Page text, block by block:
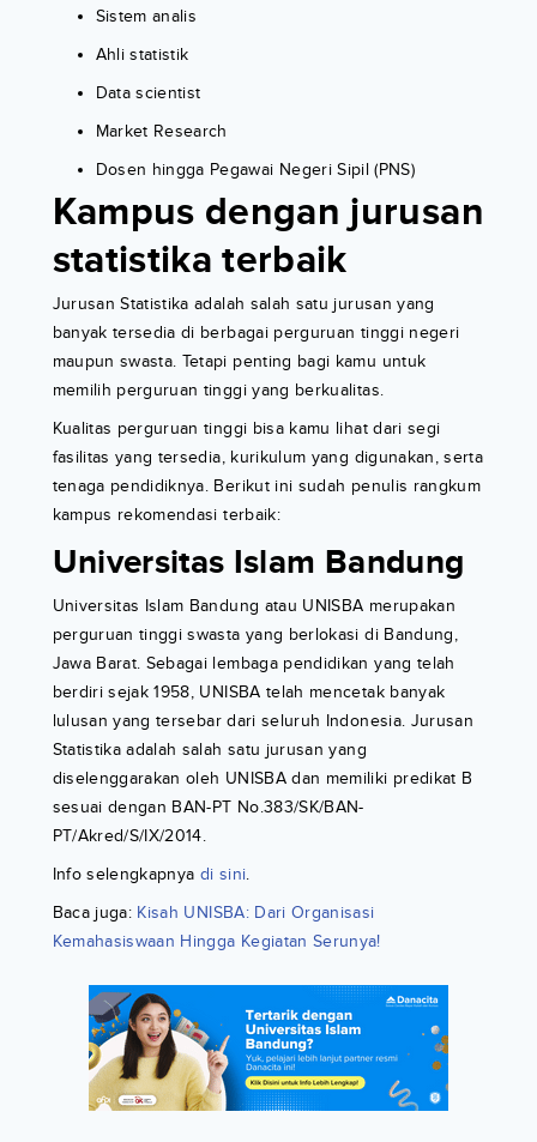
Sistem analis
Ahli statistik
Data scientist
Market Research
Dosen hingga Pegawai Negeri Sipil (PNS)
Kampus dengan jurusan
statistika terbaik
Jurusan Statistika adalah salah satu jurusan yang
banyak tersedia di berbagai perguruan tinggi negeri
maupun swasta. Tetapi penting bagi kamu untuk
memilih perguruan tinggi yang berkualitas.
Kualitas perguruan tinggi bisa kamu lihat dari segi
fasilitas yang tersedia, kurikulum yang digunakan, serta
tenaga pendidiknya. Berikut ini sudah penulis rangkum
kampus rekomendasi terbaik:
Universitas Islam Bandung
Universitas Islam Bandung atau UNISBA merupakan
perguruan tinggi swasta yang berlokasi di Bandung,
Jawa Barat. Sebagai lembaga pendidikan yang telah
berdiri sejak 1958, UNISBA telah mencetak banyak
lulusan yang tersebar dari seluruh Indonesia. Jurusan
Statistika adalah salah satu jurusan yang
diselenggarakan oleh UNISBA dan memiliki predikat B
sesuai dengan BAN-PT No.383/SK/BAN-
PT/Akred/S/IX/2014.
Info selengkapnya di sini.
Baca juga: Kisah UNISBA: Dari Organisasi
Kemahasiswaan Hingga Kegiatan Serunya!